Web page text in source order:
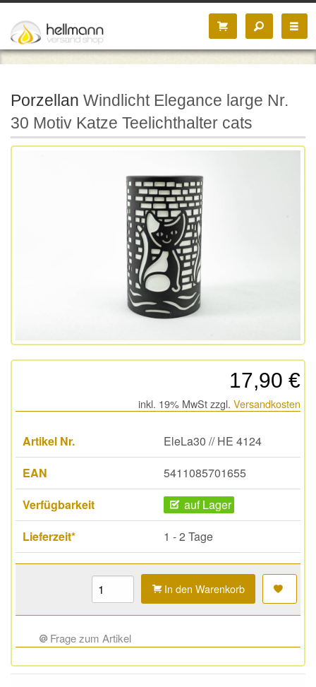
Porzellan Windlicht Elegance large Nr.
30 Motiv Katze Teelichthalter cats
17,90 €
inkl. 19% MwSt zzgl. Versandkosten
Artikel Nr.
EleLa30 // HE 4124
EAN
5411085701655
Verfügbarkeit
auf Lager
Lieferzeit*
1 - 2 Tage
In den Warenkorb
Frage zum Artikel